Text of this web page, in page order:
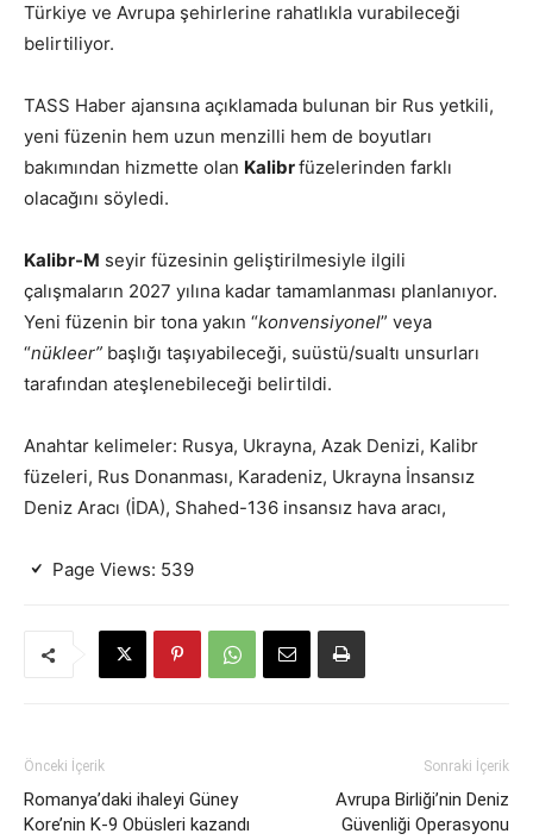
Türkiye ve Avrupa şehirlerine rahatlıkla vurabileceği
belirtiliyor.
TASS Haber ajansına açıklamada bulunan bir Rus yetkili,
yeni füzenin hem uzun menzilli hem de boyutları
bakımından hizmette olan Kalibrfüzelerinden farklı
olacağını söyledi.
Kalibr-M seyir füzesinin geliştirilmesiyle ilgili
çalışmaların 2027 yılına kadar tamamlanması planlanıyor.
Yeni füzenin bir tona yakın “konvensiyonel” veya
“nükleer” başlığı taşıyabileceği, suüstü/sualtı unsurları
tarafından ateşlenebileceği belirtildi.
Anahtar kelimeler: Rusya, Ukrayna, Azak Denizi, Kalibr
füzeleri, Rus Donanması, Karadeniz, Ukrayna İnsansız
Deniz Aracı (İDA), Shahed-136 insansız hava aracı,
Page Views: 539
Önceki İçerik
Romanya’daki ihaleyi Güney
Kore’nin K-9 Obüsleri kazandı
Sonraki İçerik
Avrupa Birliği’nin Deniz
Güvenliği Operasyonu